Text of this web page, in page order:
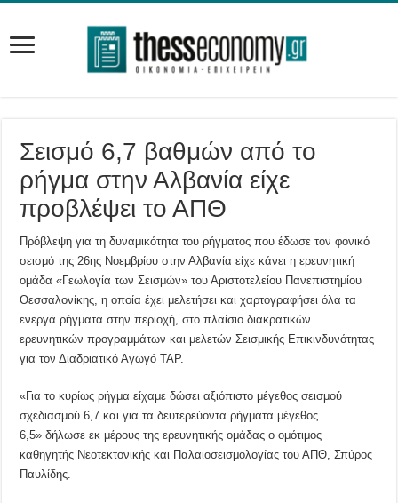
Σεισμό 6,7 βαθμών από το
ρήγμα στην Αλβανία είχε
προβλέψει το ΑΠΘ
Πρόβλεψη για τη δυναμικότητα του ρήγματος που έδωσε τον φονικό
σεισμό της 26ης Νοεμβρίου στην Αλβανία είχε κάνει η ερευνητική
ομάδα «Γεωλογία των Σεισμών» του Αριστοτελείου Πανεπιστημίου
Θεσσαλονίκης, η οποία έχει μελετήσει και χαρτογραφήσει όλα τα
ενεργά ρήγματα στην περιοχή, στο πλαίσιο διακρατικών
ερευνητικών προγραμμάτων και μελετών Σεισμικής Επικινδυνότητας
για τον Διαδριατικό Αγωγό TAP.
«Για το κυρίως ρήγμα είχαμε δώσει αξιόπιστο μέγεθος σεισμού
σχεδιασμού 6,7 και για τα δευτερεύοντα ρήγματα μέγεθος
6,5» δήλωσε εκ μέρους της ερευνητικής ομάδας ο ομότιμος
καθηγητής Νεοτεκτονικής και Παλαιοσεισμολογίας του ΑΠΘ, Σπύρος
Παυλίδης.